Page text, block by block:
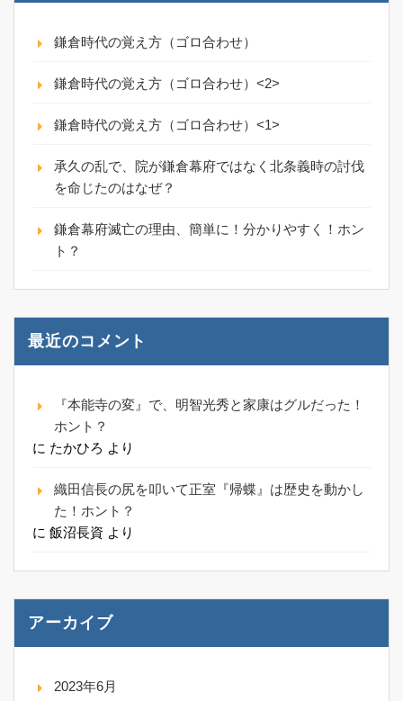
鎌倉時代の覚え方（ゴロ合わせ）
鎌倉時代の覚え方（ゴロ合わせ）<2>
鎌倉時代の覚え方（ゴロ合わせ）<1>
承久の乱で、院が鎌倉幕府ではなく北条義時の討伐
を命じたのはなぜ？
鎌倉幕府滅亡の理由、簡単に！分かりやすく！ホン
ト？
最近のコメント
『本能寺の変』で、明智光秀と家康はグルだった！
ホント？
に たかひろ より
織田信長の尻を叩いて正室『帰蝶』は歴史を動かし
た！ホント？
に 飯沼長資 より
アーカイブ
2023年6月